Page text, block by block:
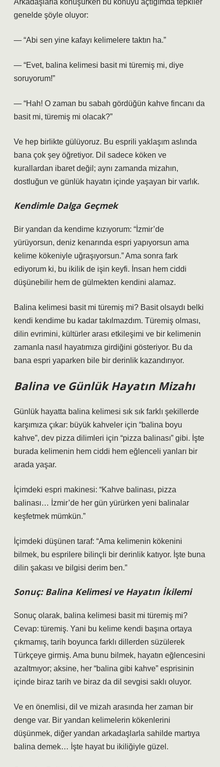
Arkadaşlarla konuşurken bu konuyu açtığımda tepkiler
genelde şöyle oluyor:
— “Abi sen yine kafayı kelimelere taktın ha.”
— “Evet, balina kelimesi basit mi türemiş mi, diye
soruyorum!”
— “Hah! O zaman bu sabah gördüğün kahve fincanı da
basit mi, türemiş mi olacak?”
Ve hep birlikte gülüyoruz. Bu esprili yaklaşım aslında
bana çok şey öğretiyor. Dil sadece köken ve
kurallardan ibaret değil; aynı zamanda mizahın,
dostluğun ve günlük hayatın içinde yaşayan bir varlık.
Kendimle Dalga Geçmek
Bir yandan da kendime kızıyorum: “İzmir’de
yürüyorsun, deniz kenarında espri yapıyorsun ama
kelime kökeniyle uğraşıyorsun.” Ama sonra fark
ediyorum ki, bu ikilik de işin keyfi. İnsan hem ciddi
düşünebilir hem de gülmekten kendini alamaz.
Balina kelimesi basit mi türemiş mi? Basit olsaydı belki
kendi kendime bu kadar takılmazdım. Türemiş olması,
dilin evrimini, kültürler arası etkileşimi ve bir kelimenin
zamanla nasıl hayatımıza girdiğini gösteriyor. Bu da
bana espri yaparken bile bir derinlik kazandırıyor.
Balina ve Günlük Hayatın Mizahı
Günlük hayatta balina kelimesi sık sık farklı şekillerde
karşımıza çıkar: büyük kahveler için “balina boyu
kahve”, dev pizza dilimleri için “pizza balinası” gibi. İşte
burada kelimenin hem ciddi hem eğlenceli yanları bir
arada yaşar.
İçimdeki espri makinesi: “Kahve balinası, pizza
balinası… İzmir’de her gün yürürken yeni balinalar
keşfetmek mümkün.”
İçimdeki düşünen taraf: “Ama kelimenin kökenini
bilmek, bu esprilere bilinçli bir derinlik katıyor. İşte buna
dilin şakası ve bilgisi derim ben.”
Sonuç: Balina Kelimesi ve Hayatın İkilemi
Sonuç olarak, balina kelimesi basit mi türemiş mi?
Cevap: türemiş. Yani bu kelime kendi başına ortaya
çıkmamış, tarih boyunca farklı dillerden süzülerek
Türkçeye girmiş. Ama bunu bilmek, hayatın eğlencesini
azaltmıyor; aksine, her “balina gibi kahve” esprisinin
içinde biraz tarih ve biraz da dil sevgisi saklı oluyor.
Ve en önemlisi, dil ve mizah arasında her zaman bir
denge var. Bir yandan kelimelerin kökenlerini
düşünmek, diğer yandan arkadaşlarla sahilde martıya
balina demek… İşte hayat bu ikiliğiyle güzel.